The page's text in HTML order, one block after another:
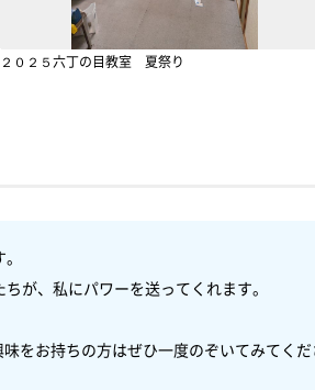
２０２５六丁の目教室 夏祭り
が、私にパワーを送ってくれます。
をお持ちの方はぜひ一度のぞいてみてくだ